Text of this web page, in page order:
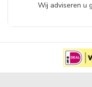
Wij adviseren u